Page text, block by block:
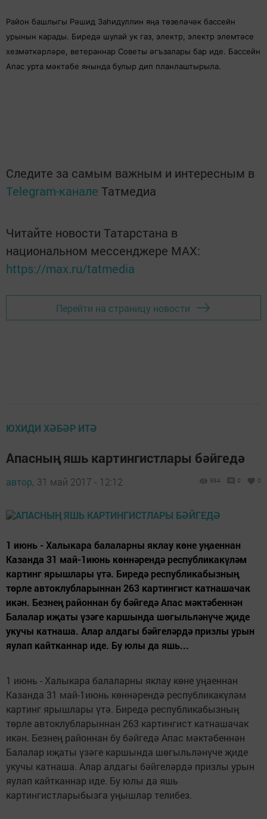
Район башлыгы Рәшид Заһидуллин яңа төзеләчәк бассейн
урынын карады. Биредә шулай ук газ, электр, электр элемтәсе
хезмәткәрләре, ветераннар Советы әгъзалары бар иде. Бассейн
Апас урта мәктәбе янында булыр дип планлаштырыла.
Следите за самым важным и интересным в
Telegram-канале Татмедиа
Читайте новости Татарстана в
национальном мессенджере MАХ:
https://max.ru/tatmedia
Перейти на страницу новости
ЮХИДИ ХӘБӘР ИТӘ
Апасның яшь картингистлары бәйгедә
автор, 31 май 2017 - 12:12 984 0 0
1 июнь - Халыкара балаларны яклау көне уңаеннан
Казанда 31 май-1июнь көннәрендә республикакүләм
картинг ярышлары үтә. Биредә республикабызның
төрле автоклубларыннан 263 картингист катнашачак
икән. Безнең районнан бу бәйгедә Апас мәктәбеннән
Балалар иҗаты үзәге каршында шөгыльләнүче җиде
укучы катнаша. Алар алдагы бәйгеләрдә призлы урын
яулап кайтканнар иде. Бу юлы да яшь...
1 июнь - Халыкара балаларны яклау көне уңаеннан
Казанда 31 май-1июнь көннәрендә республикакүләм
картинг ярышлары үтә. Биредә республикабызның
төрле автоклубларыннан 263 картингист катнашачак
икән. Безнең районнан бу бәйгедә Апас мәктәбеннән
Балалар иҗаты үзәге каршында шөгыльләнүче җиде
укучы катнаша. Алар алдагы бәйгеләрдә призлы урын
яулап кайтканнар иде. Бу юлы да яшь
картингистларыбызга уңышлар телибез.